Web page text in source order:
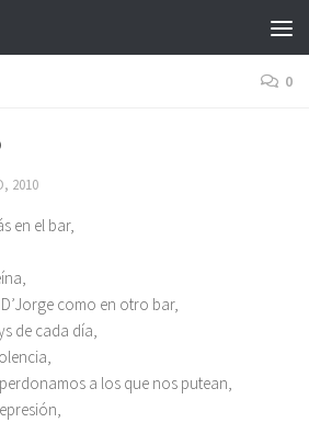
0
2010
en el bar,
como en otro bar,
de cada día,
a los que nos putean,